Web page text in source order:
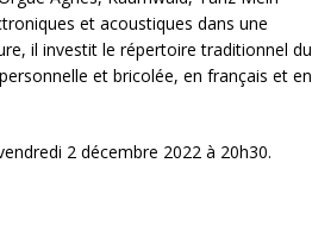
et acoustiques dans une
il investit le répertoire traditionnel du
et bricolée, en français et en
2 décembre 2022 à 20h30.